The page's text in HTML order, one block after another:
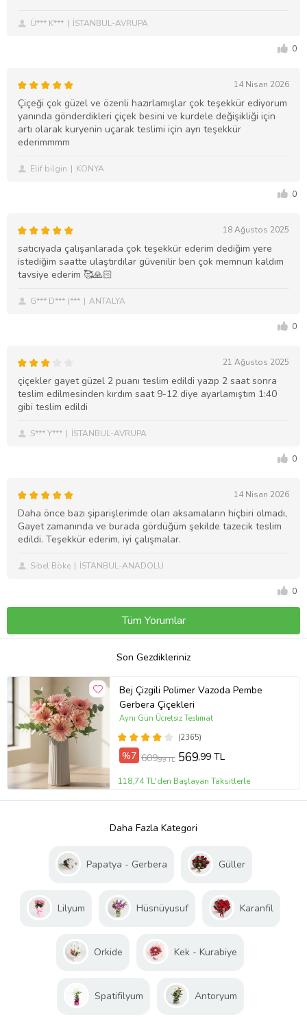
Ü*** K*** İSTANBUL-AVRUPA
0
14 Nisan 2026
Çiçeği çok güzel ve özenli hazırlamışlar çok teşekkür ediyorum
yanında gönderdikleri çiçek besini ve kurdele değişikliği için
artı olarak kuryenin uçarak teslimi için ayrı teşekkür
ederimmmm
Elif bilgin KONYA
0
18 Ağustos 2025
satıcıyada çalışanlarada çok teşekkür ederim dediğim yere
istediğim saatte ulaştırdılar güvenilir ben çok memnun kaldım
tavsiye ederim 🥰🙏🏻
G*** D*** (*** ANTALYA
0
21 Ağustos 2025
çiçekler gayet güzel 2 puanı teslim edildi yazıp 2 saat sonra
teslim edilmesinden kırdım saat 9-12 diye ayarlamıştım 1:40
gibi teslim edildi
S*** Y*** İSTANBUL-AVRUPA
0
14 Nisan 2026
Daha önce bazı şiparişlerimde olan aksamaların hiçbiri olmadı,
Gayet zamanında ve burada gördüğüm şekilde tazecik teslim
edildi. Teşekkür ederim, iyi çalışmalar.
Sibel Böke İSTANBUL-ANADOLU
0
Tüm Yorumlar
Son Gezdikleriniz
Bej Çizgili Polimer Vazoda Pembe
Gerbera Çiçekleri
(2365)
Aynı Gün Ücretsiz Teslimat
%7 609,99 TL 569,99 TL
118,74 TL'den Başlayan Taksitlerle
Daha Fazla Kategori
Papatya - Gerbera Güller
Lilyum Hüsnüyusuf Karanfil
Orkide Kek - Kurabiye
Spatifilyum Antoryum